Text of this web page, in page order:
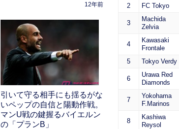
12年前
引いて守る相手にも揺るがな
いペップの自信と陽動作戦。
マンU戦の鍵握るバイエルン
の「プランB」
2 FC Tokyo
3
Machida
Zelvia
4
Kawasaki
Frontale
5 Tokyo Verdy
6
Urawa Red
Diamonds
7
Yokohama
F.Marinos
8
Kashiwa
Reysol